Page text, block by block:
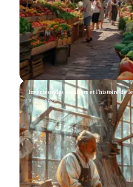
Inventeur des escaliers et l’histoire de
11 mars 2026